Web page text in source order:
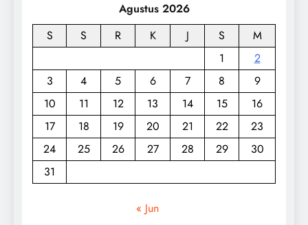
Agustus 2026
S
S R K J S
M
1
2
3
4 5 6 7 8
9
10
11 12 13 14 15
16
17
18 19 20 21 22
23
24
25 26 27 28 29
30
31
« Jun